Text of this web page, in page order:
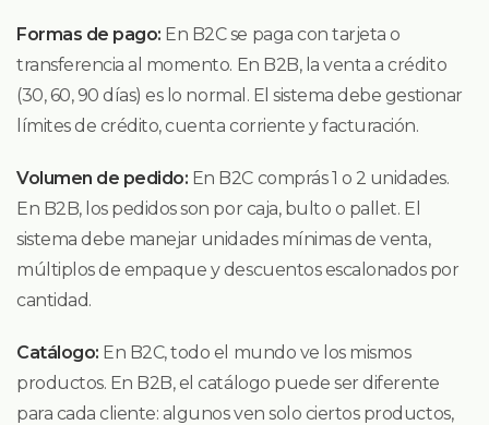
Formas de pago: En B2C se paga con tarjeta o
transferencia al momento. En B2B, la venta a crédito
(30, 60, 90 días) es lo normal. El sistema debe gestionar
límites de crédito, cuenta corriente y facturación.
Volumen de pedido: En B2C comprás 1 o 2 unidades.
En B2B, los pedidos son por caja, bulto o pallet. El
sistema debe manejar unidades mínimas de venta,
múltiplos de empaque y descuentos escalonados por
cantidad.
Catálogo: En B2C, todo el mundo ve los mismos
productos. En B2B, el catálogo puede ser diferente
para cada cliente: algunos ven solo ciertos productos,